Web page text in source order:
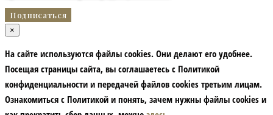
×
На сайте используются файлы cookies. Они делают его удобнее.
Посещая страницы сайта, вы соглашаетесь с Политикой
конфиденциальности и передачей файлов cookies третьим лицам.
Ознакомиться с Политикой и понять, зачем нужны файлы сookies и